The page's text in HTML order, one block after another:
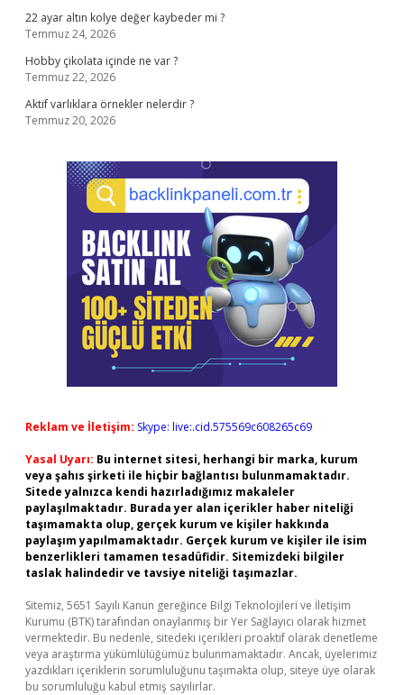
22 ayar altın kolye değer kaybeder mi ?
Temmuz 24, 2026
Hobby çikolata içinde ne var ?
Temmuz 22, 2026
Aktif varlıklara örnekler nelerdir ?
Temmuz 20, 2026
Reklam ve İletişim: Skype: live:.cid.575569c608265c69
Yasal Uyarı: Bu internet sitesi, herhangi bir marka, kurum
veya şahıs şirketi ile hiçbir bağlantısı bulunmamaktadır.
Sitede yalnızca kendi hazırladığımız makaleler
paylaşılmaktadır. Burada yer alan içerikler haber niteliği
taşımamakta olup, gerçek kurum ve kişiler hakkında
paylaşım yapılmamaktadır. Gerçek kurum ve kişiler ile isim
benzerlikleri tamamen tesadüfidir. Sitemizdeki bilgiler
taslak halindedir ve tavsiye niteliği taşımazlar.
Sitemiz, 5651 Sayılı Kanun gereğince Bilgi Teknolojileri ve İletişim
Kurumu (BTK) tarafından onaylanmış bir Yer Sağlayıcı olarak hizmet
vermektedir. Bu nedenle, sitedeki içerikleri proaktif olarak denetleme
veya araştırma yükümlülüğümüz bulunmamaktadır. Ancak, üyelerimiz
yazdıkları içeriklerin sorumluluğunu taşımakta olup, siteye üye olarak
bu sorumluluğu kabul etmiş sayılırlar.